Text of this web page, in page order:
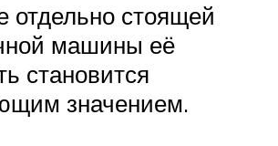
отдельно стоящей
машины её
становится
значением.